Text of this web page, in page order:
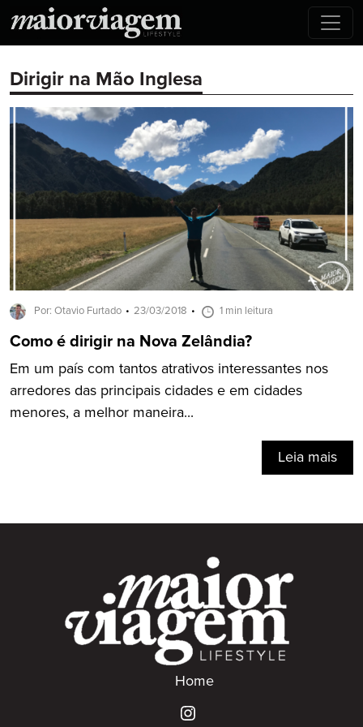
Dirigir na Mão Inglesa
Por: Otavio Furtado 23/03/2018 1 min leitura
Como é dirigir na Nova Zelândia?
Em um país com tantos atrativos interessantes nos
arredores das principais cidades e em cidades
menores, a melhor maneira...
Leia mais
Home